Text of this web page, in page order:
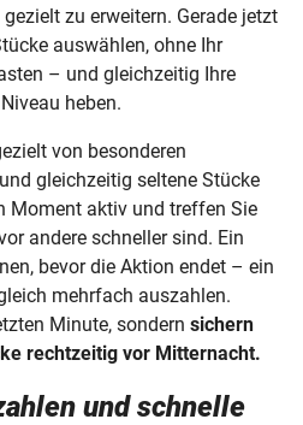
zu erweitern. Gerade jetzt
auswählen, ohne Ihr
– und gleichzeitig Ihre
heben.
von besonderen
gleichzeitig seltene Stücke
Moment aktiv und treffen Sie
andere schneller sind. Ein
bevor die Aktion endet – ein
mehrfach auszahlen.
Minute, sondern sichern
rechtzeitig vor Mitternacht.
und schnelle